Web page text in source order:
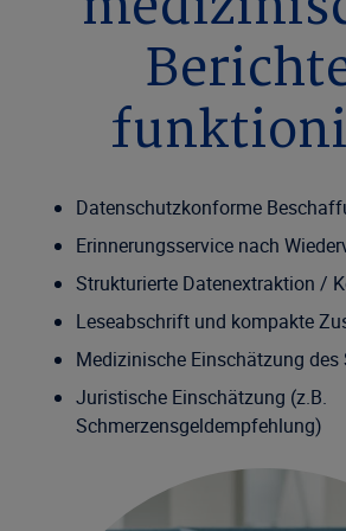
Datenschutzkonforme
Erinnerungsservice nach
Strukturierte Datenextraktion /
Leseabschrift und kompakte
Medizinische Einschätzung des
Juristische Einschätzung (z.B.
Schmerzensgeldempfehlung)